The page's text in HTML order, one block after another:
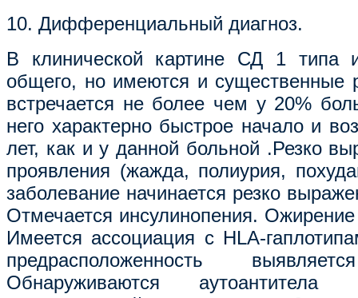
10. Дифференциальный диагноз.
В клинической картине СД 1
общего, но имеются и существенные
встречается не более чем у 20%
него характерно быстрое начало и
лет, как и у данной больной .Резко
проявления (жажда, полиурия,
заболевание начинается резко
Отмечается инсулинопения. Ожирение
Имеется ассоциация с HLA-
предрасположенность
Обнаруживаются